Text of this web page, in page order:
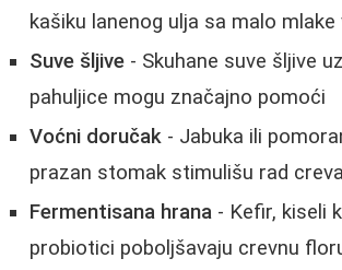
kašiku lanenog ulja sa malo mlake
Suve šljive - Skuhane suve šljive
pahuljice mogu značajno pomoći
Voćni doručak - Jabuka ili
prazan stomak stimulišu rad creva
Fermentisana hrana - Kefir, kiseli
probiotici poboljšavaju crevnu